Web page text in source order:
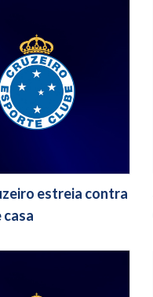
estreia contra